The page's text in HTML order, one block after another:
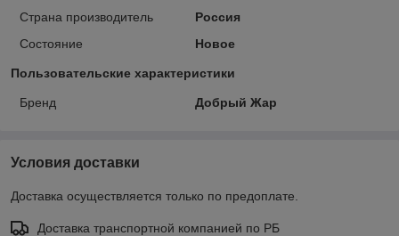
Страна производитель
Россия
Состояние
Новое
Пользовательские характеристики
Бренд Добрый Жар
Условия доставки
Доставка осуществляется только по предоплате.
Доставка транспортной компанией по РБ